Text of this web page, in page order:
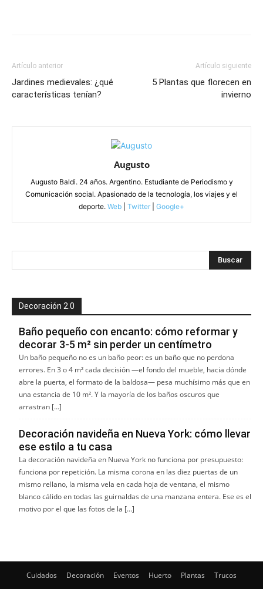
Artículo anterior
Jardines medievales: ¿qué
características tenían?
Artículo siguiente
5 Plantas que florecen en
invierno
Augusto
Augusto Baldi. 24 años. Argentino. Estudiante de Periodismo y
Comunicación social. Apasionado de la tecnología, los viajes y el
deporte. Web Twitter Google+
Decoración 2.0
Baño pequeño con encanto: cómo reformar y
decorar 3-5 m² sin perder un centímetro
Un baño pequeño no es un baño peor: es un baño que no perdona
errores. En 3 o 4 m² cada decisión —el fondo del mueble, hacia dónde
abre la puerta, el formato de la baldosa— pesa muchísimo más que en
una estancia de 10 m². Y la mayoría de los baños oscuros que
arrastran […]
Decoración navideña en Nueva York: cómo llevar
ese estilo a tu casa
La decoración navideña en Nueva York no funciona por presupuesto:
funciona por repetición. La misma corona en las diez puertas de un
mismo rellano, la misma vela en cada hoja de ventana, el mismo
blanco cálido en todas las guirnaldas de una manzana entera. Ese es el
motivo por el que las fotos de la […]
Cuidados Decoración Eventos Huerto Plantas Trucos